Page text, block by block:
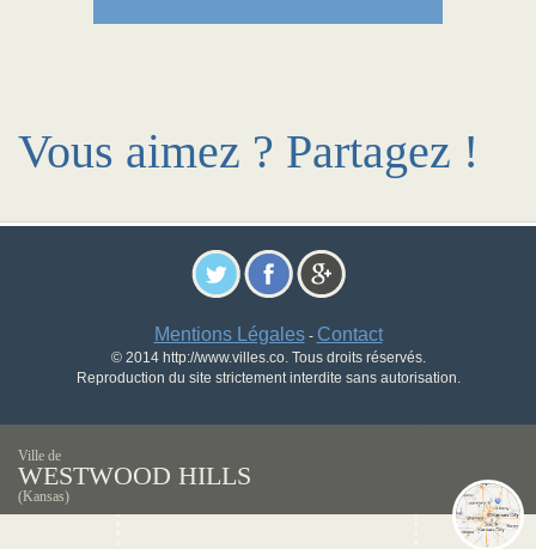
Vous aimez ? Partagez !
Mentions Légales- Contact
© 2014 http://www.villes.co. Tous droits réservés.
Reproduction du site strictement interdite sans autorisation.
Ville de
WESTWOOD HILLS
(Kansas)